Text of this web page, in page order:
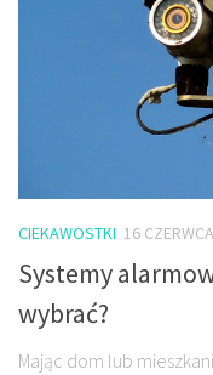
CIEKAWOSTKI 16
Systemy
wybrać?
Mając dom lub